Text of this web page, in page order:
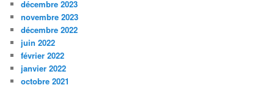
décembre 2023
novembre 2023
décembre 2022
juin 2022
février 2022
janvier 2022
octobre 2021